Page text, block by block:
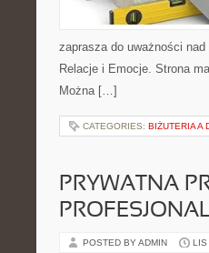
zaprasza do uważności
Relacje i Emocje. Strona
Można […]
CATEGORIES: BIŻUTERIA A
PRYWATNA
POSTED BY ADMIN LIS